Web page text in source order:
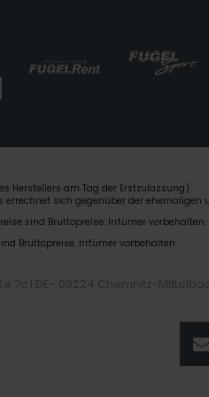
Herstellers am Tag der Erstzulassung).
errechnet sich gegenüber der
sind Bruttopreise. Irrtümer vorbehalten.
Bruttopreise. Irrtümer vorbehalten.
7c | DE- 09224 Chemnitz-